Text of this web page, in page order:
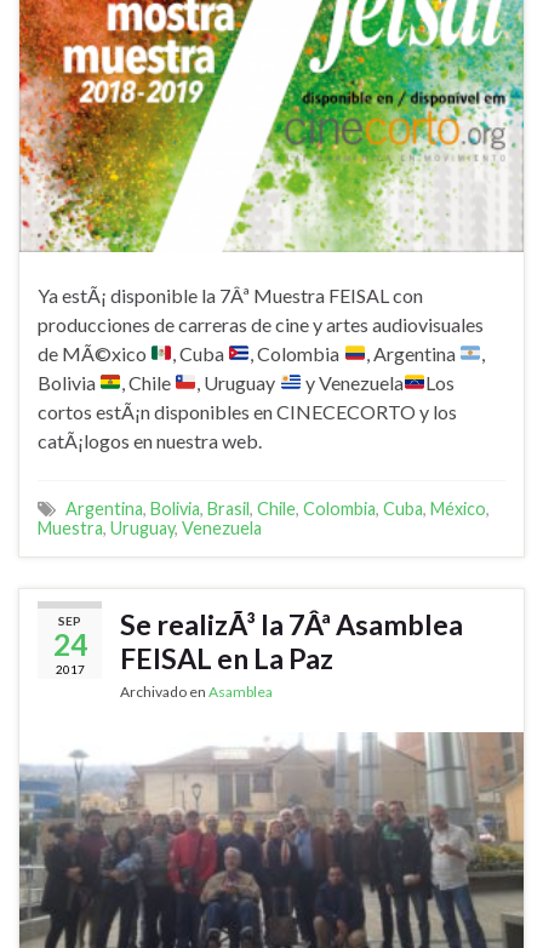
Ya estÃ¡ disponible la 7Âª Muestra FEISAL con
producciones de carreras de cine y artes audiovisuales
de MÃ©xico
, Cuba , Colombia , Argentina
,
Bolivia
, Chile , Uruguay y Venezuela
Los
cortos estÃ¡n disponibles en CINECECORTO y los
catÃ¡logos en nuestra web.
Argentina, Bolivia, Brasil, Chile, Colombia, Cuba, México,
Muestra, Uruguay, Venezuela
SEP
24
2017
Se realizÃ³ la 7Âª Asamblea
FEISAL en La Paz
Archivado en Asamblea